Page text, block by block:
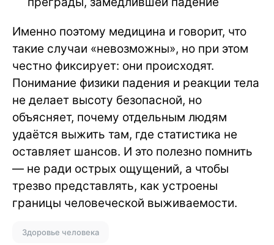
Именно поэтому медицина и говорит, что
такие случаи «невозможны», но при этом
честно фиксирует: они происходят.
Понимание физики падения и реакции тела
не делает высоту безопасной, но
объясняет, почему отдельным людям
удаётся выжить там, где статистика не
оставляет шансов. И это полезно помнить
— не ради острых ощущений, а чтобы
трезво представлять, как устроены
границы человеческой выживаемости.
Здоровье человека